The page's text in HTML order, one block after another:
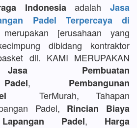
Indonesia adalah Jasa
Padel Terpercaya di
[erusahaan yang
dibidang kontraktor
dll. KAMI MERUPAKAN
Jasa Pembuatan
, Pembangunan
TerMurah, Tahapan
Padel, Rincian Biaya
Padel, Harga